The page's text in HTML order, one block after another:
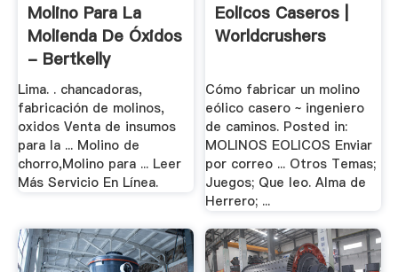
Molino Para La
Molienda De Óxidos
- Bertkelly
Lima. . chancadoras,
fabricación de molinos,
oxidos Venta de insumos
para la ... Molino de
chorro,Molino para ... Leer
Más Servicio En Línea.
Eolicos Caseros |
Worldcrushers
Cómo fabricar un molino
eólico casero ~ ingeniero
de caminos. Posted in:
MOLINOS EOLICOS Enviar
por correo ... Otros Temas;
Juegos; Que leo. Alma de
Herrero; ...